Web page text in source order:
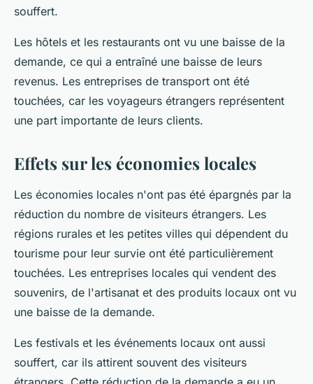
souffert.
Les hôtels et les restaurants ont vu une baisse de la
demande, ce qui a entraîné une baisse de leurs
revenus. Les entreprises de transport ont été
touchées, car les voyageurs étrangers représentent
une part importante de leurs clients.
Effets sur les économies locales
Les économies locales n'ont pas été épargnés par la
réduction du nombre de visiteurs étrangers. Les
régions rurales et les petites villes qui dépendent du
tourisme pour leur survie ont été particulièrement
touchées. Les entreprises locales qui vendent des
souvenirs, de l'artisanat et des produits locaux ont vu
une baisse de la demande.
Les festivals et les événements locaux ont aussi
souffert, car ils attirent souvent des visiteurs